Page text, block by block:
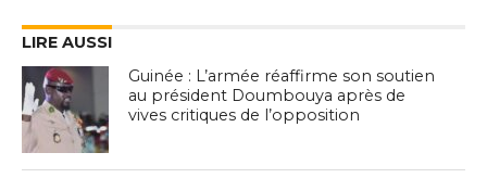
LIRE AUSSI
Guinée : L’armée réaffirme son soutien
au président Doumbouya après de
vives critiques de l’opposition